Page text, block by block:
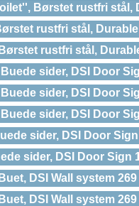
Børstet rustfri stål,
rustfri stål, Durable
rustfri stål,
sider, DSI Door
sider, DSI Door
sider, DSI Door
sider, DSI Door
sider, DSI Door Sign
DSI Wall system 269
DSI Wall system 269